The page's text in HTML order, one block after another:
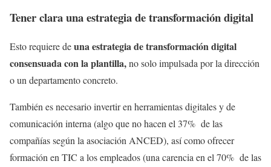
Tener clara una estrategia de transformación digital
Esto requiere deuna estrategia de transformación digital
consensuada con la plantilla,no solo impulsada por la dirección
o un departamento concreto.
También es necesario invertir en herramientas digitales y de
comunicación interna (algo que no hacen el 37% de las
compañías según la asociación ANCED), así como ofrecer
formación en TIC a los empleados (una carencia en el 70% de las